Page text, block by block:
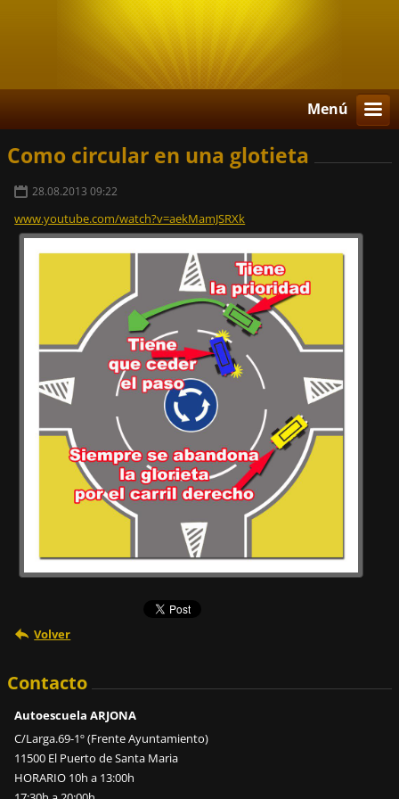
Menú
Como circular en una glotieta
28.08.2013 09:22
www.youtube.com/watch?v=aekMamJSRXk
Volver
Contacto
Autoescuela ARJONA
C/Larga.69-1º (Frente Ayuntamiento)
11500 El Puerto de Santa Maria
HORARIO 10h a 13:00h